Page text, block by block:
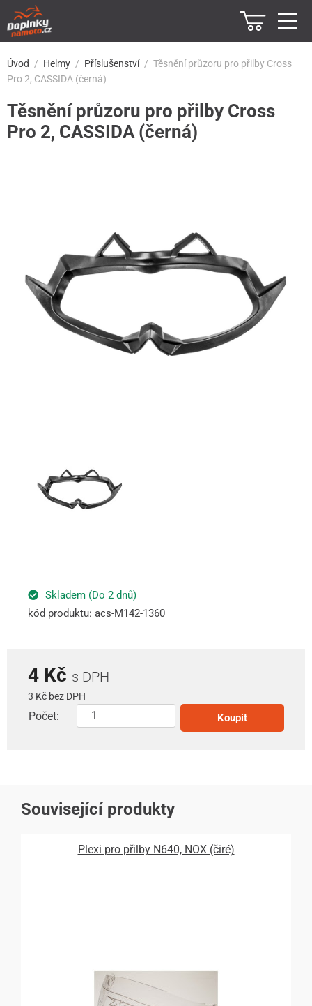
Úvod Helmy Příslušenství
Těsnění průzoru pro přilby Cross
Pro 2, CASSIDA (černá)
Těsnění průzoru pro přilby Cross
Pro 2, CASSIDA (černá)
Skladem (Do 2 dnů)
kód produktu: acs-M142-1360
4 Kč s DPH
3 Kč bez DPH
Počet: Koupit
Související produkty
Plexi pro přilby N640, NOX (čiré)